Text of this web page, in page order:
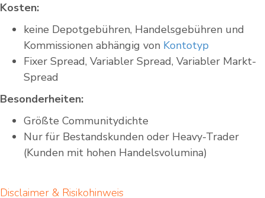
Kosten:
keine Depotgebühren, Handelsgebühren und
Kommissionen abhängig von Kontotyp
Fixer Spread, Variabler Spread, Variabler Markt-
Spread
Besonderheiten:
Größte Communitydichte
Nur für Bestandskunden oder Heavy-Trader
(Kunden mit hohen Handelsvolumina)
Disclaimer & Risikohinweis